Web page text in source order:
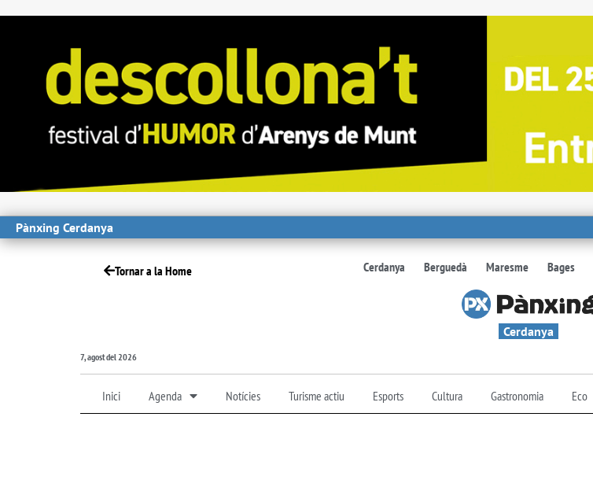
Pànxing Cerdanya
Tornar a la Home Cerdanya Berguedà Maresme Bages
Cerdanya
7, agost del 2026
Inici Agenda Notícies Turisme actiu Esports Cultura Gastronomia Eco